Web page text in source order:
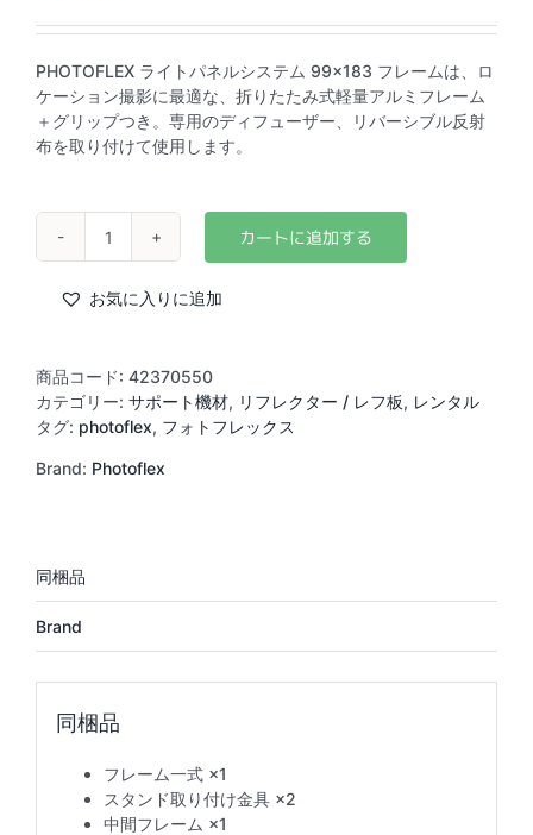
PHOTOFLEX ライトパネルシステム 99×183 フレームは、ロ
ケーション撮影に最適な、折りたたみ式軽量アルミフレーム
＋グリップつき。専用のディフューザー、リバーシブル反射
布を取り付けて使用します。
PHOTOFLEX
イ
ネ
ル
シ
テ
ー
個
お気に入りに追加
商品コード: 42370550
カテゴリー: サポート機材, リフレクター / レフ板, レンタル
タグ: photoflex, フォトフレックス
Brand: Photoflex
Brand
フレーム一式 ×1
スタンド取り付け金具 ×2
中間フレーム ×1